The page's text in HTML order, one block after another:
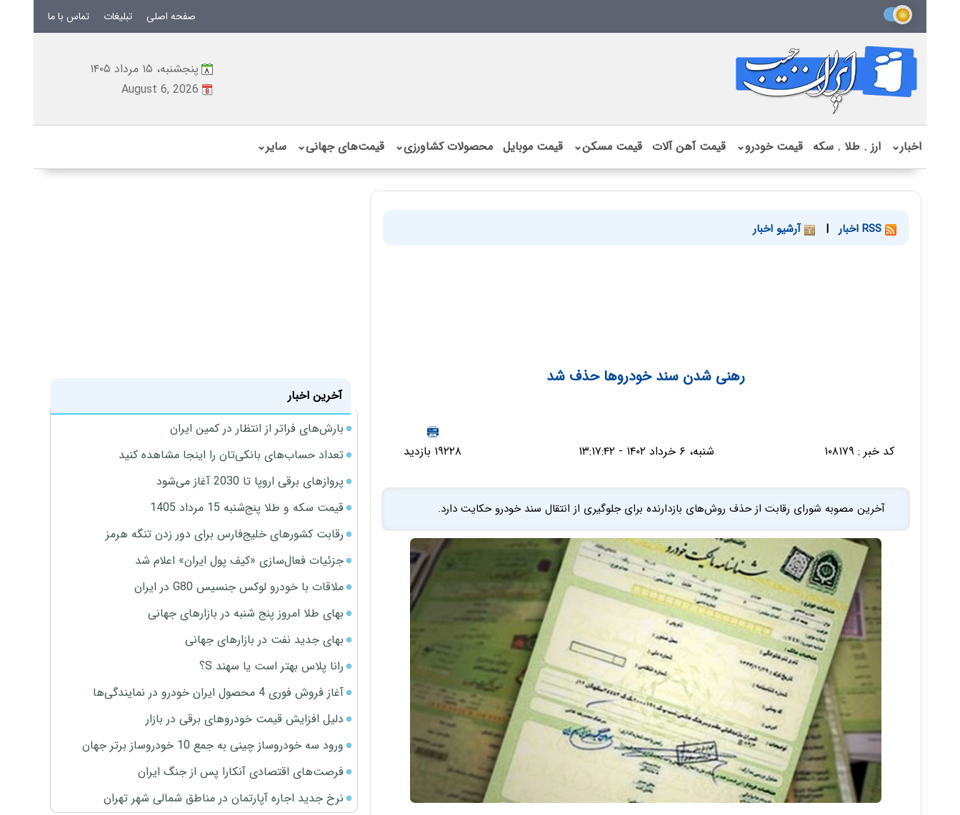
صفحه اصلی تبلیغات تماس با ما
پنجشنبه، ۱۵ مرداد ۱۴۰۵
August 6, 2026
اخبار⌄ ارز . طلا . سکه قیمت خودرو⌄ قیمت آهن آلات قیمت مسکن⌄ قیمت موبایل محصولات کشاورزی⌄ قیمت‌های جهانی⌄ سایر⌄
| آرشیو اخبار
رهنی شدن سند خودروها حذف شد
کد خبر : ۱۰۸۱۷۹ شنبه، ۶ خرداد ۱۴۰۲ - ۱۳:۱۷:۴۲ ۱۹۲۲۸ بازدید
آخرین مصوبه شورای رقابت از حذف روش‌های بازدارنده برای جلوگیری از انتقال سند خودرو حکایت دارد.
آخرین اخبار
بارش‌های فراتر از انتظار در کمین ایران
تعداد حساب‌های بانکی‌تان را اینجا مشاهده کنید
پروازهای برقی اروپا تا 2030 آغاز می‌شود
قیمت سکه و طلا پنج‌شنبه 15 مرداد 1405
رقابت کشورهای خلیج‌فارس برای دور زدن تنگه هرمز
جزئیات فعال‌سازی «کیف پول ایران» اعلام شد
ملاقات با خودرو لوکس جنسیس G80 در ایران
بهای طلا امروز پنج شنبه در بازارهای جهانی
بهای جدید نفت در بازارهای جهانی
رانا پلاس بهتر است یا سهند S؟
آغاز فروش فوری 4 محصول ایران خودرو در نمایندگی‌ها
دلیل افزایش قیمت خودروهای برقی در بازار
ورود سه خودروساز چینی به جمع 10 خودروساز برتر جهان
فرصت‌های اقتصادی آنکارا پس از جنگ ایران
نرخ جدید اجاره آپارتمان در مناطق شمالی شهر تهران